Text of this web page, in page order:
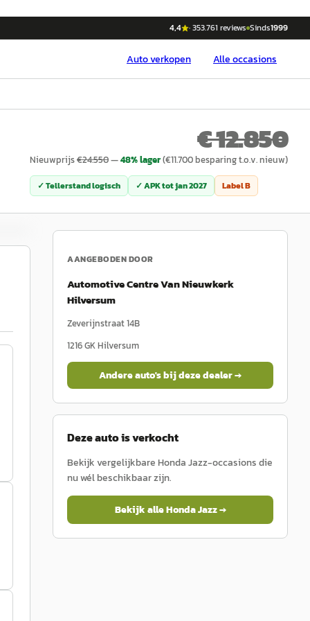
4,4 ·353.761 reviews Sinds1999
Autoverkopen Alle occasions
€ 12.850
Nieuwprijs€24.550—48% lager(€11.700besparing t.o.v. nieuw)
✓ Tellerstand logisch ✓ APK totjan 2027 LabelB
AANGEBODEN DOOR
Automotive Centre Van Nieuwkerk
Hilversum
Zeverijnstraat 14B
1216 GKHilversum
Andere auto's bij deze dealer →
Deze auto is verkocht
Bekijk vergelijkbare HondaJazz-occasions die
nu wél beschikbaar zijn.
Bekijk alleHondaJazz→